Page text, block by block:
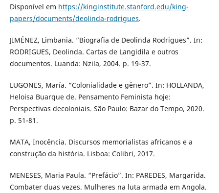
Disponível em https://kinginstitute.stanford.edu/king-
papers/documents/deolinda-rodrigues.
JIMÉNEZ, Limbania. “Biografia de Deolinda Rodrigues”. In:
RODRIGUES, Deolinda. Cartas de Langidila e outros
documentos. Luanda: Nzila, 2004. p. 19-37.
LUGONES, María. “Colonialidade e gênero”. In: HOLLANDA,
Heloisa Buarque de. Pensamento Feminista hoje:
Perspectivas decoloniais. São Paulo: Bazar do Tempo, 2020.
p. 51-81.
MATA, Inocência. Discursos memorialistas africanos e a
construção da história. Lisboa: Colibri, 2017.
MENESES, Maria Paula. “Prefácio”. In: PAREDES, Margarida.
Combater duas vezes. Mulheres na luta armada em Angola.